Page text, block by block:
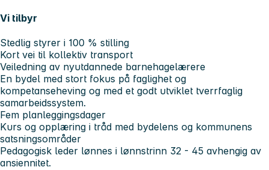
Vi tilbyr
Stedlig styrer i 100 % stilling
Kort vei til kollektiv transport
Veiledning av nyutdannede barnehagelærere
En bydel med stort fokus på faglighet og
kompetanseheving og med et godt utviklet tverrfaglig
samarbeidssystem.
Fem planleggingsdager
Kurs og opplæring i tråd med bydelens og kommunens
satsningsområder
Pedagogisk leder lønnes i lønnstrinn 32 - 45 avhengig av
ansiennitet.